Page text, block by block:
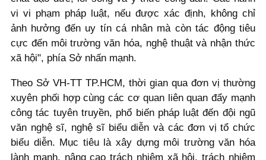
vi vi phạm pháp luật, nếu được xác định, không chỉ
ảnh hưởng đến uy tín cá nhân mà còn tác động tiêu
cực đến môi trường văn hóa, nghệ thuật và nhận thức
xã hội", phía Sở nhấn mạnh.
Theo Sở VH-TT TP.HCM, thời gian qua đơn vị thường
xuyên phối hợp cùng các cơ quan liên quan đẩy mạnh
công tác tuyên truyền, phổ biến pháp luật đến đội ngũ
văn nghệ sĩ, nghệ sĩ biểu diễn và các đơn vị tổ chức
biểu diễn. Mục tiêu là xây dựng môi trường văn hóa
lành mạnh, nâng cao trách nhiệm xã hội, trách nhiệm